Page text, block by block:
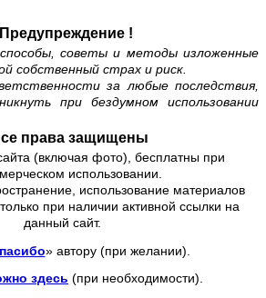
!
советы и методы изложенные
собственный страх и риск.
за любые последствия,
при бездумном использовании
права защищены
(включая фото), бесплатны при
использовании.
использование материалов
при наличии активной ссылки на
данный сайт.
» автору (при желании).
здесь (при необходимости).